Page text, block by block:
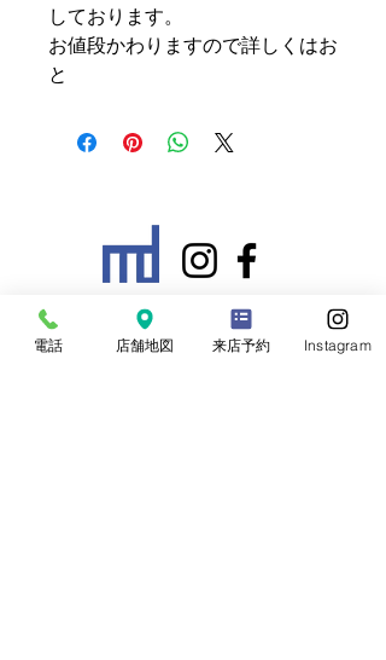
しております。
お値段かわりますので詳しくはお
と
■ 営業時間：10:30 ~ 17:00
電話 店舗地図 来店予約 Instagram